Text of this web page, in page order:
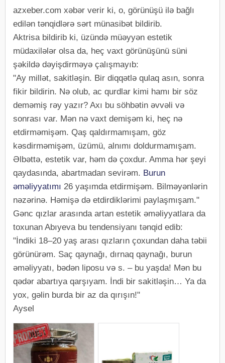
azxeber.com xəbər verir ki, o, görünüşü ilə bağlı
edilən tənqidlərə sərt münasibət bildirib.
Aktrisa bildirib ki, üzündə müəyyən estetik
müdaxilələr olsa da, heç vaxt görünüşünü süni
şəkildə dəyişdirməyə çalışmayıb:
"Ay millət, sakitləşin. Bir diqqətlə qulaq asın, sonra
fikir bildirin. Nə olub, ac qurdlar kimi hamı bir söz
deməmiş rəy yazır? Axı bu söhbətin əvvəli və
sonrası var. Mən nə vaxt demişəm ki, heç nə
etdirməmişəm. Qaş qaldırmamışam, göz
kəsdirməmişəm, üzümü, alnımı doldurmamışam.
Əlbəttə, estetik var, həm də çoxdur. Amma hər şeyi
qaydasında, abartmadan sevirəm. Burun
əməliyyatımı 26 yaşımda etdirmişəm. Bilməyənlərin
nəzərinə. Həmişə də etdirdiklərimi paylaşmışam."
Gənc qızlar arasında artan estetik əməliyyatlara da
toxunan Abıyeva bu tendensiyanı tənqid edib:
"İndiki 18–20 yaş arası qızların çoxundan daha təbii
görünürəm. Saç qaynağı, dırnaq qaynağı, burun
əməliyyatı, bədən liposu və s. – bu yaşda! Mən bu
qədər abartıya qarşıyam. İndi bir sakitləşin… Ya da
yox, gəlin burda bir az da qırışın!"
Aysel